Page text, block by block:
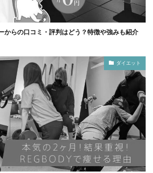
からの口コミ・評判はどう？特徴や強みも紹介
ダイエット